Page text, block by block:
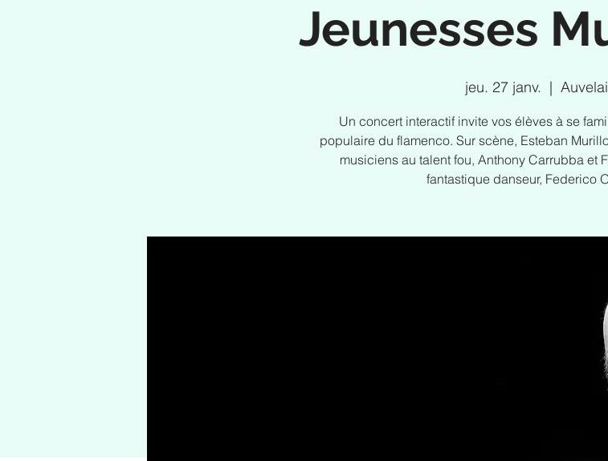
Jeunesses
jeu. 27 janv.
  |
Un concert interactif invite vos élèves à se
populaire du flamenco. Sur scène, Esteban
musiciens au talent fou, Anthony Carrubba et
fantastique danseur, Federico